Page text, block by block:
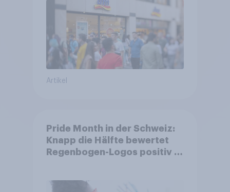
Artikel
Pride Month in der Schweiz:
Knapp die Hälfte bewertet
Regenbogen-Logos positiv –